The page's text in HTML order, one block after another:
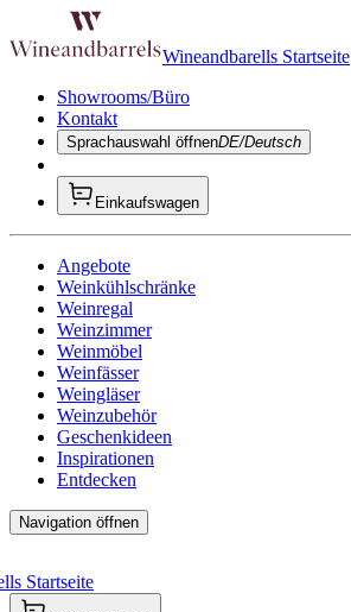
Wineandbarells Startseite
Showrooms/Büro
Kontakt
Sprachauswahl öffnenDE/Deutsch
Einkaufswagen
Angebote
Weinkühlschränke
Weinregal
Weinzimmer
Weinmöbel
Weinfässer
Weingläser
Weinzubehör
Geschenkideen
Inspirationen
Entdecken
Navigation öffnen
Startseite